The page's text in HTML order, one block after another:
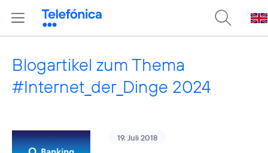
Blogartikel zum Thema
#Internet_der_Dinge 2024
19. Juli 2018